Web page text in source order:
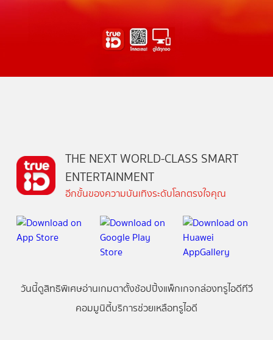
THE NEXT WORLD-CLASS SMART
ENTERTAINMENT
อีกขั้นของความบันเทิงระดับโลกตรงใจคุณ
วันนี้ดูสิทธิพิเศษอ่านเกมตาตั้งช้อปปิ้งแพ็กเกจกล่องทรูไอดีทีวี
คอมมูนิตี้บริการช่วยเหลือทรูไอดี